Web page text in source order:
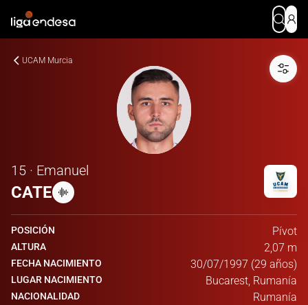
UCAM Murcia
15 · Emanuel
CATE
POSICIÓN Pívot
ALTURA 2,07 m
FECHA NACIMIENTO 30/07/1997 (29 años)
LUGAR NACIMIENTO Bucarest, Rumanía
NACIONALIDAD Rumanía